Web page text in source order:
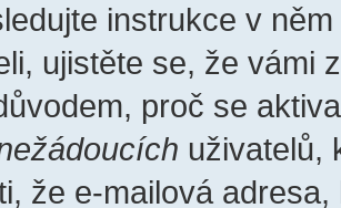
instrukce v
ujistěte se, že vámi
proč se
uživatelů,
že e-mailová